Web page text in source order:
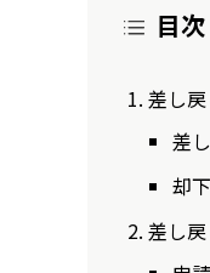
目次
差し
差
却
差し